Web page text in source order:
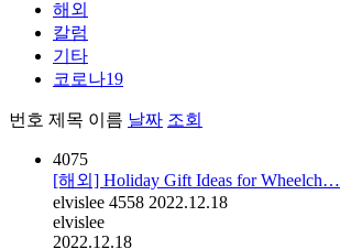
해외
칼럼
기타
코로나19
번호 제목 이름 날짜 조회
4075
[해외] Holiday Gift Ideas for Wheelch…
elvislee 4558 2022.12.18
elvislee
2022.12.18